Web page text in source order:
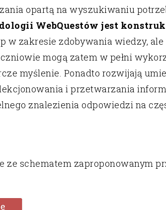
opartą na wyszukiwaniu
WebQuestów jest
w zakresie zdobywania wiedzy,
mogą zatem w pełni
myślenie. Ponadto rozwijają
i przetwarzania
znalezienia odpowiedzi na
ze schematem zaproponowanym